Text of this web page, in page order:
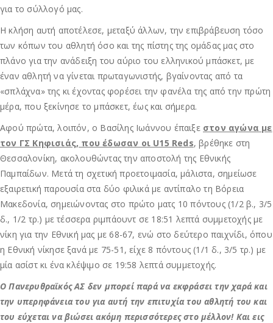
για το σύλλογό μας.
Η κλήση αυτή αποτέλεσε, μεταξύ άλλων, την επιβράβευση τόσο
των κόπων του αθλητή όσο και της πίστης της ομάδας μας στο
πλάνο για την ανάδειξη του αύριο του ελληνικού μπάσκετ, με
έναν αθλητή να γίνεται πρωταγωνιστής, βγαίνοντας από τα
«σπλάχνα» της κι έχοντας φορέσει την φανέλα της από την πρώτη
μέρα, που ξεκίνησε το μπάσκετ, έως και σήμερα.
Αφού πρώτα, λοιπόν, ο Βασίλης Ιωάννου έπαιξε στον αγώνα με
τον ΓΣ Κηφισιάς, που έδωσαν οι U15 Reds, βρέθηκε στη
Θεσσαλονίκη, ακολουθώντας την αποστολή της Εθνικής
Παμπαίδων. Μετά τη σχετική προετοιμασία, μάλιστα, σημείωσε
εξαιρετική παρουσία στα δύο φιλικά με αντίπαλο τη Βόρεια
Μακεδονία, σημειώνοντας στο πρώτο ματς 10 πόντους (1/2 β., 3/5
δ., 1/2 τρ.) με τέσσερα ριμπάουντ σε 18:51 λεπτά συμμετοχής με
νίκη για την Εθνική μας με 68-67, ενώ στο δεύτερο παιχνίδι, όπου
η Εθνική νίκησε ξανά με 75-51, είχε 8 πόντους (1/1 δ., 3/5 τρ.) με
μία ασίστ κι ένα κλέψιμο σε 19:58 λεπτά συμμετοχής.
Ο Πανερυθραϊκός ΑΣ δεν μπορεί παρά να εκφράσει την χαρά και
την υπερηφάνεια του για αυτή την επιτυχία του αθλητή του και
του εύχεται να βιώσει ακόμη περισσότερες στο μέλλον! Και εις